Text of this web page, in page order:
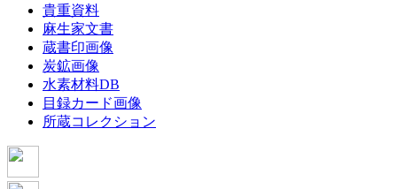
貴重資料
麻生家文書
蔵書印画像
炭鉱画像
水素材料DB
目録カード画像
所蔵コレクション